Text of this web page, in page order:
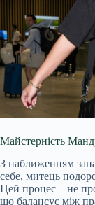
Майстерність
З наближенням
себе, митець
Цей процес – не
що балансує між